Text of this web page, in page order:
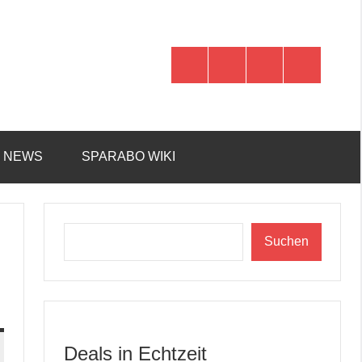
NEWS SPARABO WIKI
Suchen
Deals in Echtzeit